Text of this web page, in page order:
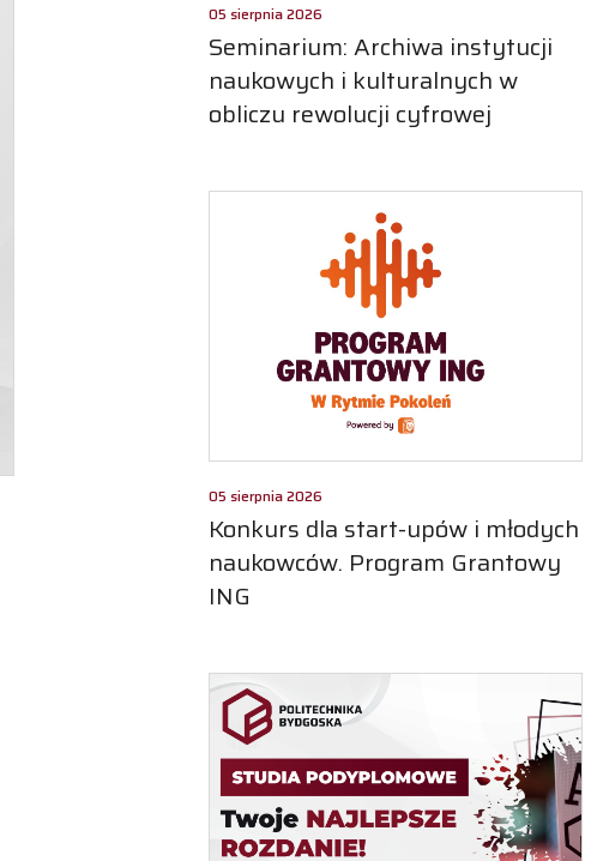
05 sierpnia 2026
Seminarium: Archiwa instytucji
naukowych i kulturalnych w
obliczu rewolucji cyfrowej
05 sierpnia 2026
Konkurs dla start-upów i młodych
naukowców. Program Grantowy
ING